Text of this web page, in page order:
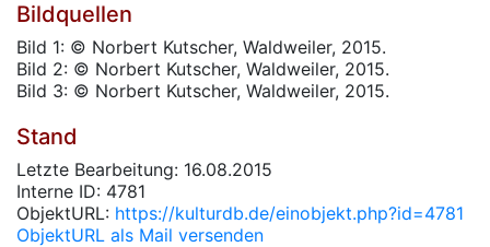
Bildquellen
Bild 1: © Norbert Kutscher, Waldweiler, 2015.
Bild 2: © Norbert Kutscher, Waldweiler, 2015.
Bild 3: © Norbert Kutscher, Waldweiler, 2015.
Stand
Letzte Bearbeitung: 16.08.2015
Interne ID: 4781
ObjektURL: https://kulturdb.de/einobjekt.php?id=4781
ObjektURL als Mail versenden